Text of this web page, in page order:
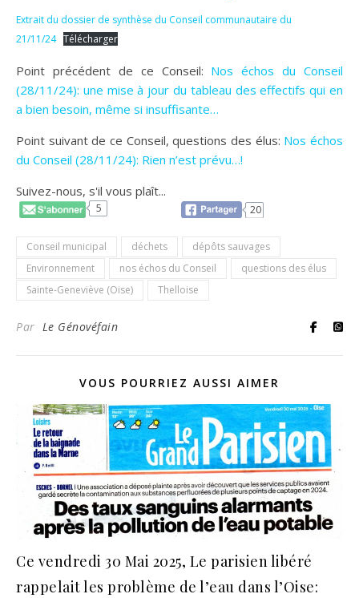
Extrait du dossier de synthèse du Conseil communautaire du
21/11/24 Télécharger
Point précédent de ce Conseil: Nos échos du Conseil
(28/11/24): une mise à jour du tableau des effectifs qui en
a bien besoin, même si insuffisante…
Point suivant de ce Conseil, questions des élus: Nos échos
du Conseil (28/11/24): Rien n’est prévu…!
Suivez-nous, s'il vous plaît...
5 20
Conseil municipal déchets
dépôts sauvages
Environnement
nos échos du Conseil
questions des élus
Sainte-Geneviève (Oise)
Thelloise
Par Le Génovéfain
VOUS POURRIEZ AUSSI AIMER
Ce vendredi 30 Mai 2025, Le parisien libéré
rappelait les problème de l’eau dans l’Oise: